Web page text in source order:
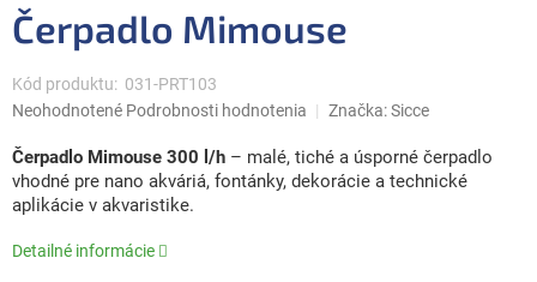
Čerpadlo Mimouse
Kód produktu: 031-PRT103
Priemerné
produktu
je
0,0
5
Neohodnotené Podrobnosti hodnotenia Značka:Sicce
Čerpadlo Mimouse 300 l/h – malé, tiché a úsporné čerpadlo
vhodné pre nano akváriá, fontánky, dekorácie a technické
aplikácie v akvaristike.
Detailné informácie